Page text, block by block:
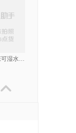
潮柔靓彩480张可湿水软抽
